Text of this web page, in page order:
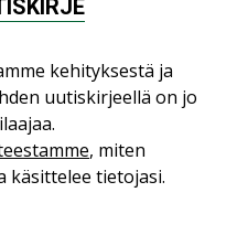
yhteen”
lämpöhäviöitä
kehityksestä ja
uutiskirjeellä on jo
, miten
käsittelee tietojasi.